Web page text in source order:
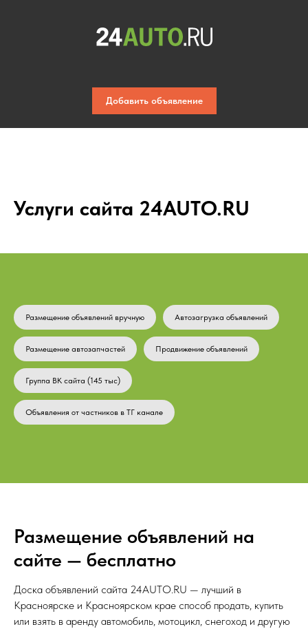
Добавить объявление
Услуги сайта 24AUTO.RU
Размещение объявлений вручную Автозагрузка объявлений
Размещение автозапчастей Продвижение объявлений
Группа ВК сайта (145 тыс)
Объявления от частников в ТГ канале
Размещение объявлений на
сайте — бесплатно
Доска объявлений сайта 24AUTO.RU — лучший в
Красноярске и Красноярском крае способ продать, купить
или взять в аренду автомобиль, мотоцикл, снегоход и другую